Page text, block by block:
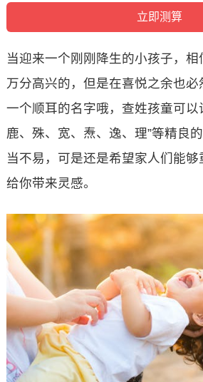
当迎来一个刚刚降生的小孩子，
万分高兴的，但是在喜悦之余也
一个顺耳的名字哦，查姓孩童可以
鹿、殊、宽、焘、逸、理”等精良
当不易，可是还是希望家人们能
给你带来灵感。